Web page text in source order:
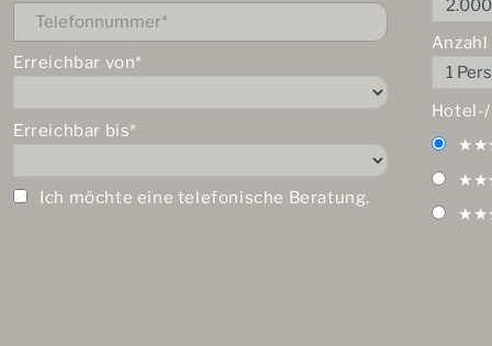
Erreichbar von*
Erreichbar bis*
Ich möchte eine telefonische Beratung.